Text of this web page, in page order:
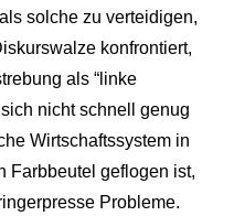
solche zu verteidigen,
konfrontiert,
als “linke
nicht schnell genug
Wirtschaftssystem in
Farbbeutel geflogen ist,
Probleme.